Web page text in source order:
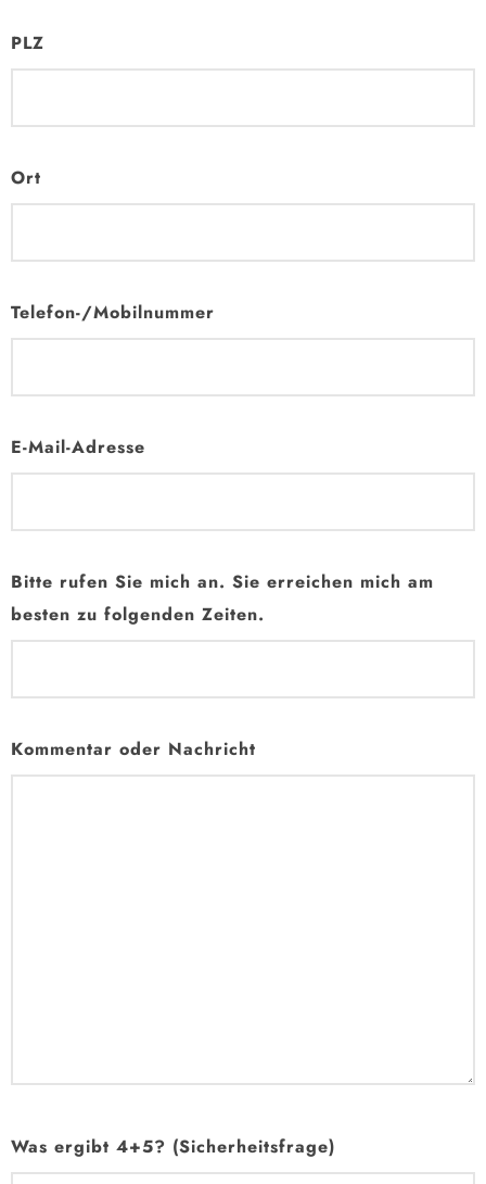
PLZ
Ort
Telefon-/Mobilnummer
E-Mail-Adresse
Bitte rufen Sie mich an. Sie erreichen mich am
besten zu folgenden Zeiten.
Kommentar oder Nachricht
Was ergibt 4+5? (Sicherheitsfrage)